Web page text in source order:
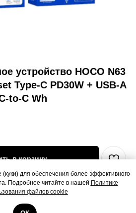
(куки) для обеспечения более эффективного
Подробнее читайте в нашей Политике
файлов cookie
устройство HOCO N63
Type-C PD30W + USB-A
to-C Wh
в корзину
HOCO N63 Gentle charger set Type-C